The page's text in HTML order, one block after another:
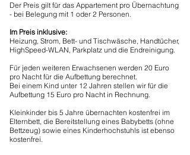
Der Preis gilt für das Appartement pro Übernachtung
- bei Belegung mit 1 oder 2 Personen.
Im Preis inklusive:
Heizung, Strom, Bett- und Tischwäsche, Handtücher,
HighSpeed-WLAN, Parkplatz und die Endreinigung.
Für jeden weiteren Erwachsenen werden 20 Euro
pro Nacht für die Aufbettung berechnet.
Bei einem Kind unter 12 Jahren stellen wir für die
Aufbettung 15 Euro pro Nacht in Rechnung.
Kleinkinder bis 5 Jahre übernachten kostenfrei im
Elternbett, die Bereitstellung eines Babybetts (ohne
Bettzeug) sowie eines Kinderhochstuhls ist ebenso
kostenfrei.